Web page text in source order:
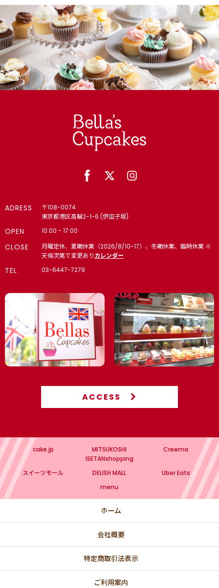
ADRESS
〒108-0074
東京都港区高輪2-1-6 (伊皿子坂)
OPEN 10:00 - 17:00
CLOSE
月曜定休、夏期休業（2026/8/10-17）、冬期休業、臨時休業 ※
天候次第で変更ありカレンダー
TEL 03-6447-7279
ACCESS
cake.jp
MITSUKOSHI
ISETANshopping
Creema
スイーツモール DELISH MALL
Uber Eats
menu
ホーム
会社概要
特定商取引法表示
ご利用案内